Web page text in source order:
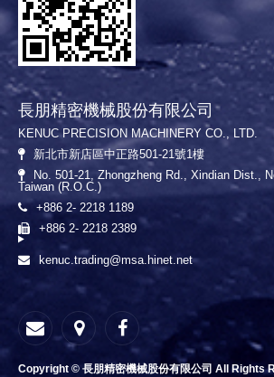
長朋精密機械股份有限公司
KENUC PRECISION MACHINERY CO., LTD.
新北市新店區中正路501-21號1樓
No. 501-21, Zhongzheng Rd., Xindian Dist.,
Taiwan (R.O.C.)
+886 2- 2218 1189
+886 2- 2218 2389
kenuc.trading@msa.hinet.net
Copyright © 長朋精密機械股份有限公司 All Rights